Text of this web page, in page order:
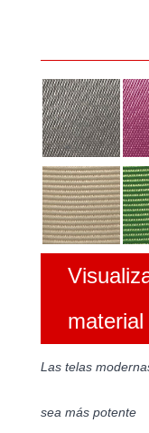
material
Las telas
sea más potente